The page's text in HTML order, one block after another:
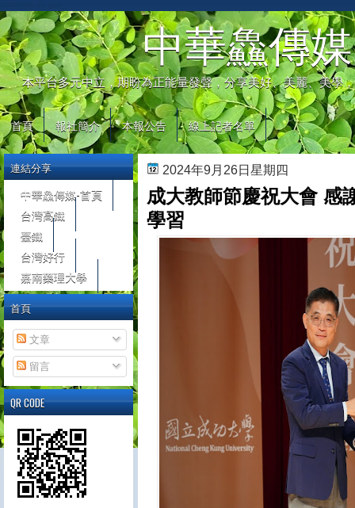
中華鱻傳媒
本平台多元中立，期盼為正能量發聲，分享美好、美麗、美學
首頁 報社簡介 本報公告 線上記者名單
2024年9月26日星期四
成大教師節慶祝大會 感
學習
連結分享
中華鱻傳媒-首頁
台灣高鐵
臺鐵
台灣好行
嘉南藥理大學
首頁
文章
留言
QR CODE